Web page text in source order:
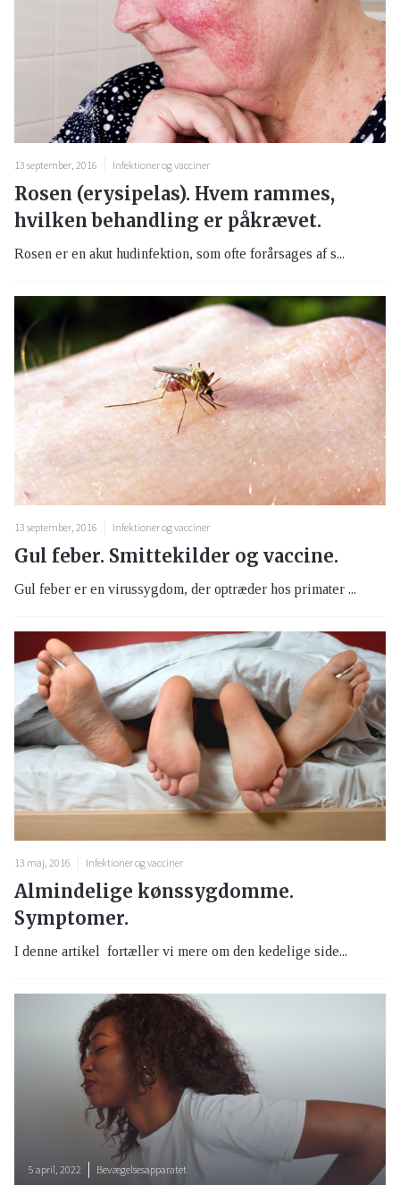
13 september, 2016 Infektioner og vacciner
Rosen (erysipelas). Hvem rammes,
hvilken behandling er påkrævet.
Rosen er en akut hudinfektion, som ofte forårsages af s...
13 september, 2016 Infektioner og vacciner
Gul feber. Smittekilder og vaccine.
Gul feber er en virussygdom, der optræder hos primater ...
13 maj, 2016 Infektioner og vacciner
Almindelige kønssygdomme.
Symptomer.
I denne artikel fortæller vi mere om den kedelige side...
5 april, 2022 Bevægelsesapparatet